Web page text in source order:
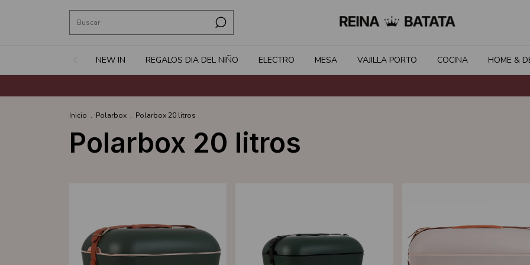
NEW IN REGALOS DIA DEL NIÑO ELECTRO MESA VAJILLA PORTO COCINA HOME &
Inicio . Polarbox . Polarbox 20 litros
Polarbox 20 litros